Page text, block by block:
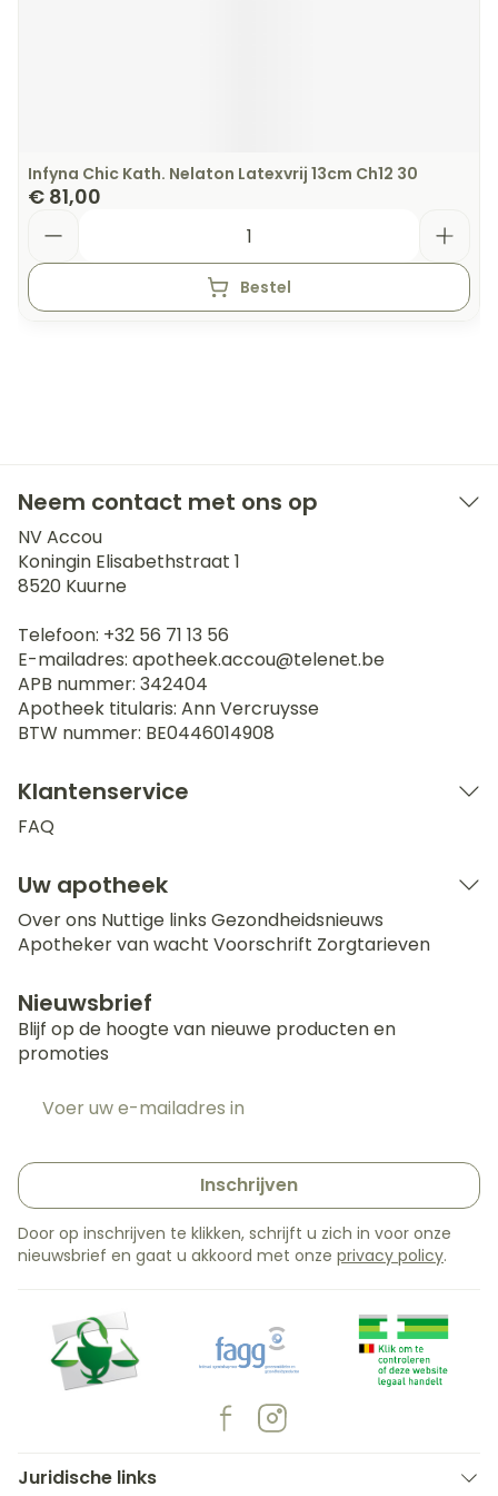
Infyna Chic Kath. Nelaton Latexvrij 13cm Ch12 30
€ 81,00
Bestel
Neem contact met ons op
NV Accou
Koningin Elisabethstraat 1
8520 Kuurne
Telefoon: +32 56 71 13 56
E-mailadres: apotheek.accou@telenet.be
APB nummer: 342404
Apotheek titularis: Ann Vercruysse
BTW nummer: BE0446014908
Klantenservice
FAQ
Uw apotheek
Over ons Nuttige links Gezondheidsnieuws
Apotheker van wacht Voorschrift Zorgtarieven
Nieuwsbrief
Blijf op de hoogte van nieuwe producten en
promoties
Inschrijven
Door op inschrijven te klikken, schrijft u zich in voor onze
nieuwsbrief en gaat u akkoord met onze privacy policy.
Juridische links